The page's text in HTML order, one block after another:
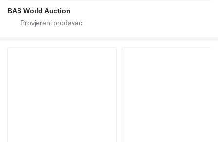
BAS World Auction